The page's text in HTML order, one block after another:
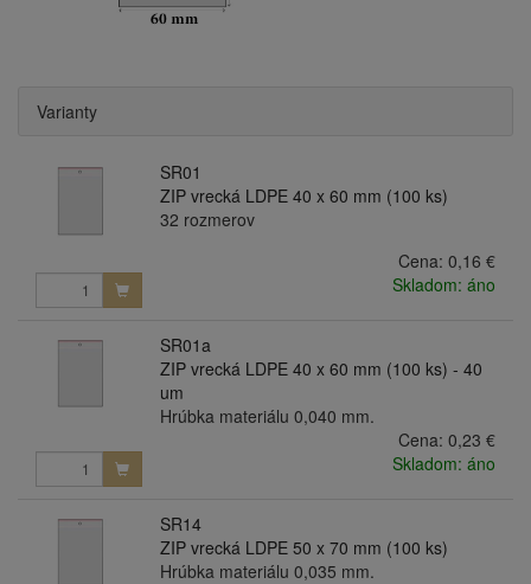
Varianty
SR01
ZIP vrecká LDPE 40 x 60 mm (100 ks)
32 rozmerov
Cena: 0,16 €
Skladom: áno
SR01a
ZIP vrecká LDPE 40 x 60 mm (100 ks) - 40
um
Hrúbka materiálu 0,040 mm.
Cena: 0,23 €
Skladom: áno
SR14
ZIP vrecká LDPE 50 x 70 mm (100 ks)
Hrúbka materiálu 0,035 mm.